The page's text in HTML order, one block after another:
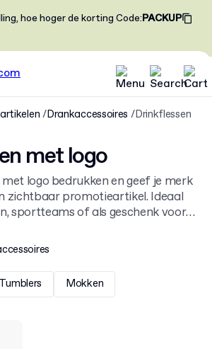
hoe hoger de korting Code:PACKUP
Drankaccessoires Drinkflessen
met logo
logo bedrukken en geef je merk
zichtbaar promotieartikel. Ideaal
sportteams of als geschenk voor
logo
Tumblers Mokken